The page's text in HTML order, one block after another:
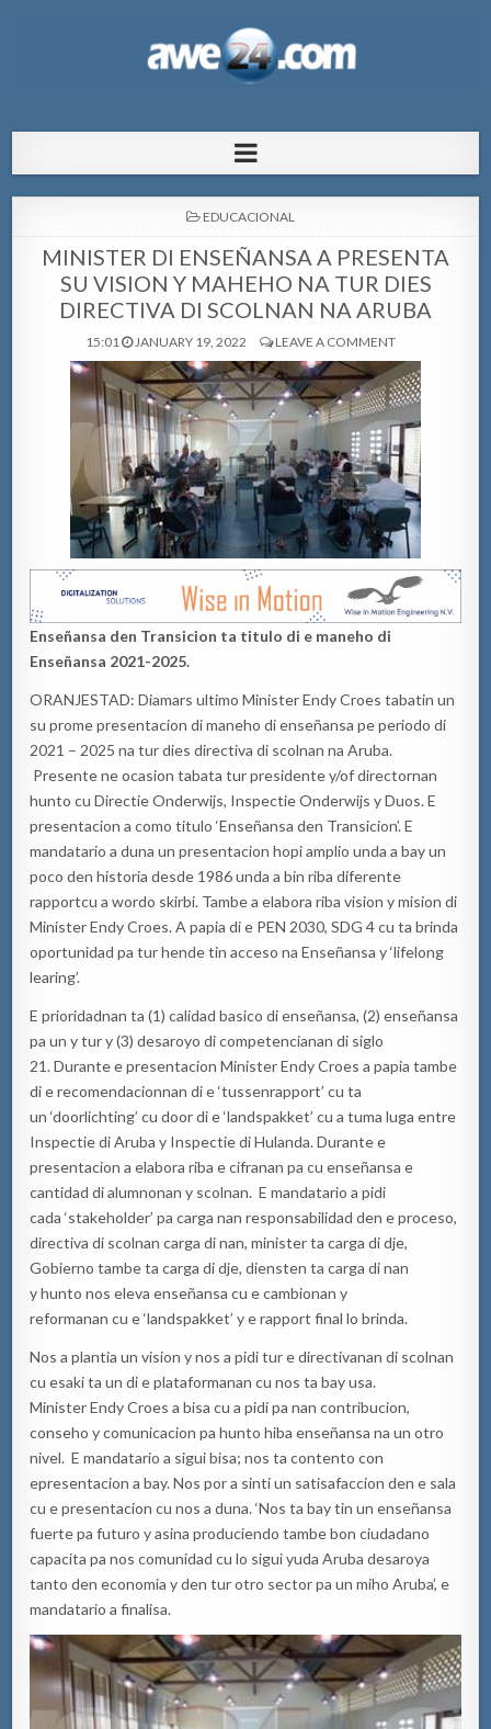
pa Aruba
POSTED
EDUCACIONAL
MINISTER DI ENSEÑANSA A PRESENTA
SU VISION Y MAHEHO NA TUR DIES
DIRECTIVA DI SCOLNAN NA ARUBA
15:01 JANUARY 19, 2022 LEAVE A COMMENT
Enseñansa den Transicion ta titulo di e maneho di
Enseñansa 2021-2025.
ORANJESTAD: Diamars ultimo Minister Endy Croes tabatin un
su prome presentacion di maneho di enseñansa pe periodo di
2021 – 2025 na tur dies directiva di scolnan na Aruba.
Presente ne ocasion tabata tur presidente y/of directornan
hunto cu Directie Onderwijs, Inspectie Onderwijs y Duos. E
presentacion a como titulo ‘Enseñansa den Transicion’. E
mandatario a duna un presentacion hopi amplio unda a bay un
poco den historia desde 1986 unda a bin riba diferente
rapportcu a wordo skirbi. Tambe a elabora riba vision y mision di
Minister Endy Croes. A papia di e PEN 2030, SDG 4 cu ta brinda
oportunidad pa tur hende tin acceso na Enseñansa y ‘lifelong
learing’.
E prioridadnan ta (1) calidad basico di enseñansa, (2) enseñansa
pa un y tur y (3) desaroyo di competencianan di siglo
21. Durante e presentacion Minister Endy Croes a papia tambe
di e recomendacionnan di e ‘tussenrapport’ cu ta
un ‘doorlichting’ cu door di e ‘landspakket’ cu a tuma luga entre
Inspectie di Aruba y Inspectie di Hulanda. Durante e
presentacion a elabora riba e cifranan pa cu enseñansa e
cantidad di alumnonan y scolnan. E mandatario a pidi
cada ‘stakeholder’ pa carga nan responsabilidad den e proceso,
directiva di scolnan carga di nan, minister ta carga di dje,
Gobierno tambe ta carga di dje, diensten ta carga di nan
y hunto nos eleva enseñansa cu e cambionan y
reformanan cu e ‘landspakket’ y e rapport final lo brinda.
Nos a plantia un vision y nos a pidi tur e directivanan di scolnan
cu esaki ta un di e plataformanan cu nos ta bay usa.
Minister Endy Croes a bisa cu a pidi pa nan contribucion,
conseho y comunicacion pa hunto hiba enseñansa na un otro
nivel. E mandatario a sigui bisa; nos ta contento con
epresentacion a bay. Nos por a sinti un satisafaccion den e sala
cu e presentacion cu nos a duna. ‘Nos ta bay tin un enseñansa
fuerte pa futuro y asina produciendo tambe bon ciudadano
capacita pa nos comunidad cu lo sigui yuda Aruba desaroya
tanto den economia y den tur otro sector pa un miho Aruba’, e
mandatario a finalisa.